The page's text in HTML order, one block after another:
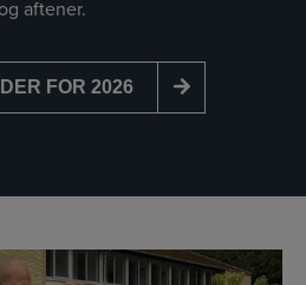
og aftener.
FOR 2026